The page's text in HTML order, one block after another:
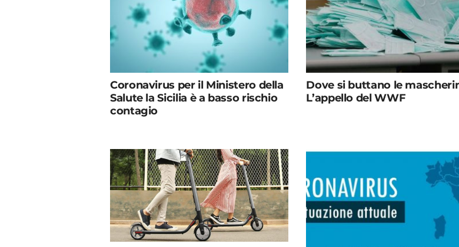
Coronavirus per il Ministero della
Salute la Sicilia è a basso rischio
contagio
Dove si buttano le
L’appello del WWF